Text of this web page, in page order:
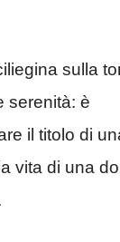
sulla
serenità: è
il titolo di
vita di una